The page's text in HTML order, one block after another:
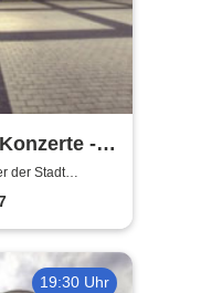
-
Stadt
der Stadt
19:30 Uhr